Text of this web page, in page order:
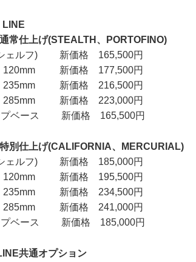
LINE
常仕上げ(STEALTH、PORTOFINO)
シェルフ) 新価格 165,500円
120mm 新価格 177,500円
235mm 新価格 216,500円
285mm 新価格 223,000円
プベース 新価格 165,500円
別仕上げ(CALIFORNIA、MERCURIAL)
シェルフ) 新価格 185,000円
120mm 新価格 195,500円
235mm 新価格 234,500円
285mm 新価格 241,000円
プベース 新価格 185,000円
共通オプション